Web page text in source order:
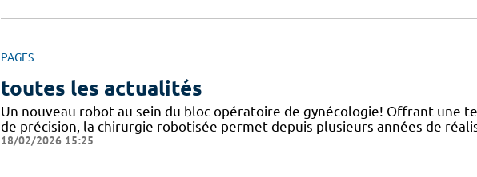
PAGES
toutes les actualités
Un nouveau robot au sein du bloc opératoire de gynécologie! Offrant une
de précision, la chirurgie robotisée permet depuis plusieurs années de
18/02/2026 15:25